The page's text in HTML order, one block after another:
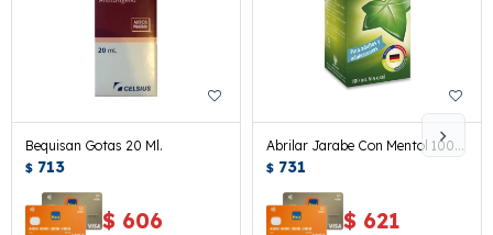
Bequisan Gotas 20 Ml.
$ 713
$ 606
Abrilar Jarabe Con Mentol 100
Ml
$ 731
$ 621